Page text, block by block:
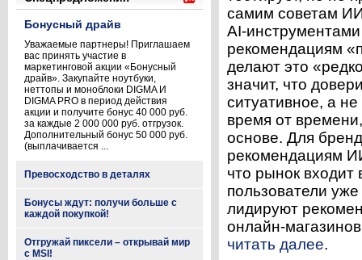
Бонусный драйв
Уважаемые партнеры! Приглашаем
вас принять участие в
маркетинговой акции «Бонусный
драйв». Закупайте ноутбуки,
неттопы и моноблоки DIGMA И
DIGMA PRO в период действия
акции и получите бонус 40 000 руб.
за каждые 2 000 000 руб. отгрузок.
Дополнительный бонус 50 000 руб.
(выплачивается ...
Превосходство в деталях
Бонусы ждут: получи больше с
каждой покупкой!
Отгружай пиксели – открывай мир
с MSI!
самим советам
рекомендациям
делают это
значит, что
ситуативное, а
время от
основе. Для
рекомендациям
что рынок
пользователи
лидируют
онлайн-
читать далее.